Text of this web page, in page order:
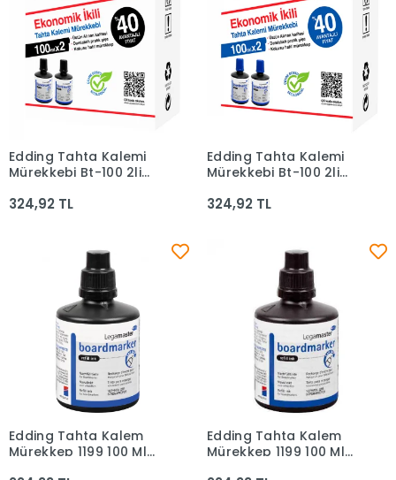
Sepete Ekle
Edding Tahta Kalemi
Mürekkebi Bt-100 2li
324,92 TL
Sepete Ekle
Edding Tahta Kalemi
Mürekkebi Bt-100 2li
324,92 TL
Sepete Ekle
Edding Tahta Kalem
Mürekkep 1199 100 Ml
Sepete Ekle
Edding Tahta Kalem
Mürekkep 1199 100 Ml